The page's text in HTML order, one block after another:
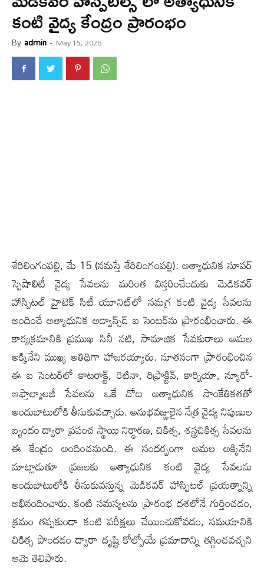
కంటి వైద్య కేంద్రం ప్రారంభం
By admin - May 15, 2026
శేరిలింగంప‌ల్లి, మే 15 (న‌మ‌స్తే శేరిలింగంప‌ల్లి): అత్యాధునిక సూపర్
స్పెషాలిటీ వైద్య సేవలను మరింత విస్తరించేందుకు మెడికవర్
హాస్పిటల్ హైటెక్ సిటీ యూనిట్‌లో సమగ్ర కంటి వైద్య సేవలను
అందించే అత్యాధునిక అడ్వాన్స్‌డ్ ఐ సెంటర్‌ను ప్రారంభించారు. ఈ
కార్యక్రమానికి ప్రముఖ సినీ నటి, సామాజిక సేవకురాలు అమల
అక్కినేని ముఖ్య అతిథిగా హాజరయ్యారు. నూతనంగా ప్రారంభించిన
ఈ ఐ సెంటర్‌లో కాటరాక్ట్, రెటినా, రిఫ్రాక్టివ్, కార్నియా, న్యూరో-
ఆఫ్తాల్మాలజీ సేవలను ఒకే చోట అత్యాధునిక సాంకేతికతతో
అందుబాటులోకి తీసుకువచ్చారు. అనుభవజ్ఞులైన నేత్ర వైద్య నిపుణుల
బృందం ద్వారా ప్రపంచ స్థాయి నిర్ధారణ, చికిత్స, శస్త్రచికిత్స సేవలను
ఈ కేంద్రం అందించనుంది. ఈ సందర్భంగా అమల అక్కినేని
మాట్లాడుతూ ప్రజలకు అత్యాధునిక కంటి వైద్య సేవలను
అందుబాటులోకి తీసుకువస్తున్న మెడికవర్ హాస్పిటల్ ప్రయత్నాన్ని
అభినందించారు. కంటి సమస్యలను ప్రారంభ దశలోనే గుర్తించడం,
క్రమం తప్పకుండా కంటి పరీక్షలు చేయించుకోవడం, సమయానికి
చికిత్స పొందడం ద్వారా దృష్టి కోల్పోయే ప్రమాదాన్ని తగ్గించవచ్చని
ఆమె తెలిపారు.